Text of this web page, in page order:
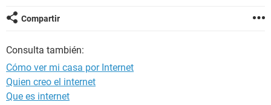
Compartir
Consulta también:
Cómo ver mi casa por Internet
Quien creo el internet
Que es internet